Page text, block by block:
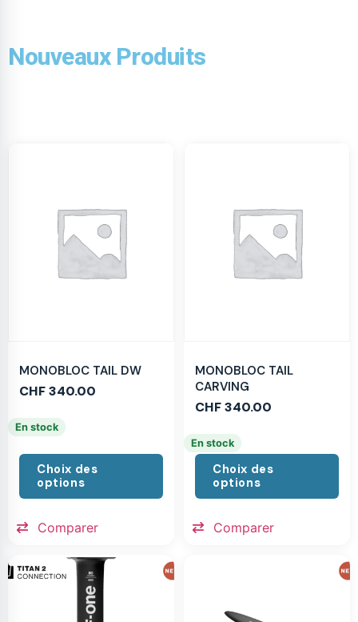
Nouveaux Produits
MONOBLOC TAIL DW
CHF340.00
En stock
Choix des
options
Comparer
MONOBLOC TAIL
CARVING
CHF340.00
En stock
Choix des
options
Comparer